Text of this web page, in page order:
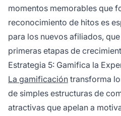
momentos memorables que
reconocimiento de hitos es
para los nuevos afiliados,
primeras etapas de
Estrategia 5: Gamifica la
La gamificación transforma
de simples estructuras de
atractivas que apelan a